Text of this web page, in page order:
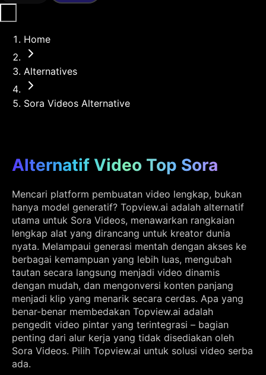
Home
Alternatives
Sora Videos Alternative
Alternatif Video Top Sora
Mencari platform pembuatan video lengkap, bukan
hanya model generatif? Topview.ai adalah alternatif
utama untuk Sora Videos, menawarkan rangkaian
lengkap alat yang dirancang untuk kreator dunia
nyata. Melampaui generasi mentah dengan akses ke
berbagai kemampuan yang lebih luas, mengubah
tautan secara langsung menjadi video dinamis
dengan mudah, dan mengonversi konten panjang
menjadi klip yang menarik secara cerdas. Apa yang
benar-benar membedakan Topview.ai adalah
pengedit video pintar yang terintegrasi – bagian
penting dari alur kerja yang tidak disediakan oleh
Sora Videos. Pilih Topview.ai untuk solusi video serba
ada.